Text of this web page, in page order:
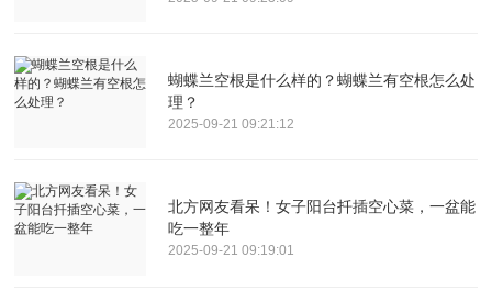
蝴蝶兰空根是什么样的？蝴蝶兰有空根怎么处
理？
2025-09-21 09:21:12
北方网友看呆！女子阳台扦插空心菜，一盆能
吃一整年
2025-09-21 09:19:01